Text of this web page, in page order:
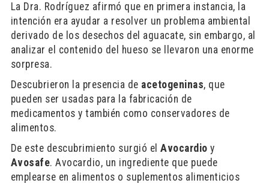
La Dra. Rodríguez afirmó que en primera instancia, la
intención era ayudar a resolver un problema ambiental
derivado de los desechos del aguacate, sin embargo, al
analizar el contenido del hueso se llevaron una enorme
sorpresa.
Descubrieron la presencia de acetogeninas, que
pueden ser usadas para la fabricación de
medicamentos y también como conservadores de
alimentos.
De este descubrimiento surgió elAvocardio y
Avosafe. Avocardio, un ingrediente que puede
emplearse en alimentos o suplementos alimenticios